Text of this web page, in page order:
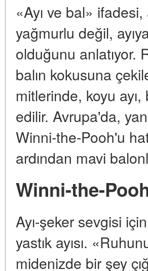
«Ayı ve bal» ifadesi,
yağmurlu değil,
olduğunu anlatıyor.
balın kokusuna
mitlerinde, koyu
edilir. Avrupa'da,
Winni-the-Pooh'u
ardından mavi
Winni-the-
Ayı-şeker sevgisi
yastık ayısı.
midenizde bir şey